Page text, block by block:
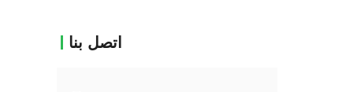
اتصل بنا